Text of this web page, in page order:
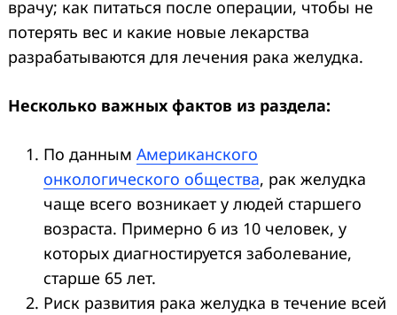
врачу; как питаться после операции, чтобы не
потерять вес и какие новые лекарства
разрабатываются для лечения рака желудка.
Несколько важных фактов из раздела:
По данным Американского
онкологического общества, рак желудка
чаще всего возникает у людей старшего
возраста. Примерно 6 из 10 человек, у
которых диагностируется заболевание,
старше 65 лет.
Риск развития рака желудка в течение всей